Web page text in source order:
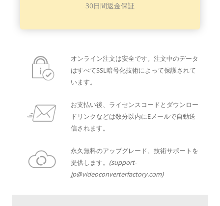
30日間返金保証
オンライン注文は安全です。注文中のデータ
はすべてSSL暗号化技術によって保護されて
います。
お支払い後、ライセンスコードとダウンロー
ドリンクなどは数分以内にEメールで自動送
信されます。
永久無料のアップグレード、技術サポートを
提供します。 (support-
jp@videoconverterfactory.com)